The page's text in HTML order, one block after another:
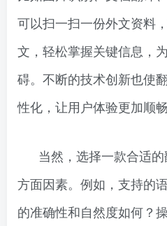
可以扫一扫一份外文资料
文，轻松掌握关键信息，
碍。不断的技术创新也使
性化，让用户体验更加顺畅
当然，选择一款合适
方面因素。例如，支持的
的准确性和自然度如何？